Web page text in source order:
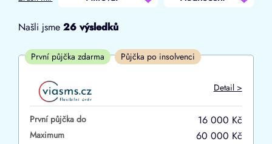
Od
První půjčka zdarma
–
Našli jsme26 výsledků
První půjčka zdarma Půjčka po insolvenci
Detail >
První půjčka do 16 000 Kč
Maximum 60 000 Kč